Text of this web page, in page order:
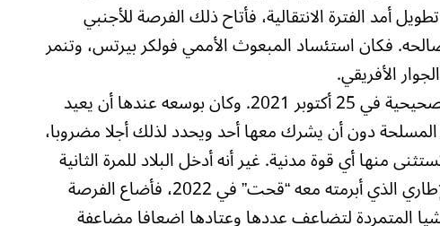
أمد الفترة الانتقالية، فأتاح ذلك الفرصة للأجنبي
فكان استئساد المبعوث الأممي فولكر بيرتس، وتنمر
الأفريقي.
واتيحت للبرهان فرصة ثانية بعد حركته التصحيحية في 25 أكتوبر 2021. وكان بوسعه عندها أن يعيد
المسلحة دون أن يشرك معها أحد ويحدد لذلك أجلا مضروبا،
منها أي قوة مدنية. غير أنه أدخل البلاد للمرة الثانية
في نفق المساومات التي قادت للاتفاق الإطاري الذي أبرمته معه “قحت” في 2022، فأضاع الفرصة
المتمردة لتضاعف عددها وعتادها اضعافا مضاعفة